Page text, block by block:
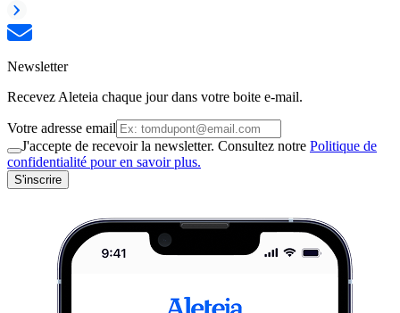
Newsletter
Recevez Aleteia chaque jour dans votre boite e-mail.
Votre adresse email
J'accepte de recevoir la newsletter. Consultez notre Politique de
confidentialité pour en savoir plus.
S'inscrire